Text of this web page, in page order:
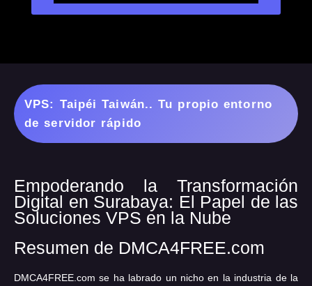
VPS: Taipéi Taiwán.. Tu propio entorno
de servidor rápido
Empoderando la Transformación
Digital en Surabaya: El Papel de las
Soluciones VPS en la Nube
Resumen de DMCA4FREE.com
DMCA4FREE.com se ha labrado un nicho en la industria de la